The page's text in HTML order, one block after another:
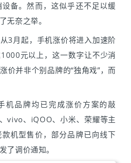
备。然而，这似乎还不足以缓
无奈之举。
3月起，手机涨价将进入加速阶
元以上，这一数字让不少消
价并非个别品牌的“独角戏”，而
机品牌均已完成涨价方案的敲
vivo、iQOO、小米、荣耀等主
机型售价，部分品牌已向线下
了调价通知。